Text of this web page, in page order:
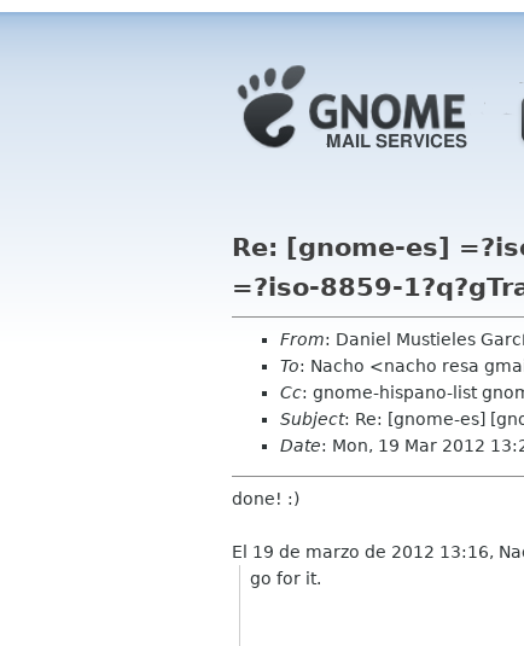
Re: [gnome-es]
=?iso-8859-
From: Daniel Mustieles
To: Nacho <nacho resa
Cc: gnome-hispano-list
Subject: Re: [gnome-es]
Date: Mon, 19 Mar 2012
done! :)
El 19 de marzo de 2012 13:16,
go for it.